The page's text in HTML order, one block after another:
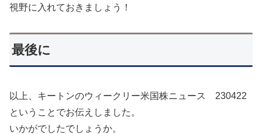
視野に入れておきましょう！
最後に
以上、キートンのウィークリー米国株ニュース 230422
ということでお伝えしました。
いかがでしたでしょうか。